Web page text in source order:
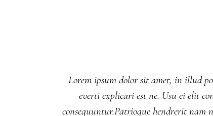
Lorem ipsum dolor sit amet, in illud
everti explicari est ne. Usu ei elit
consequuntur.Patrioque hendrerit nam